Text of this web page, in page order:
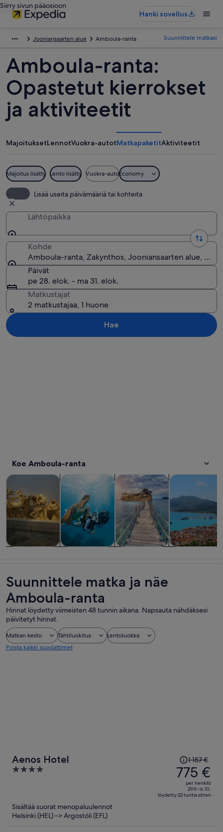
Siirry sivun pääosioon
Hanki sovellus
Jooniansaarten alue Amboula-ranta Suunnittele matkasi
Amboula-ranta:
Opastetut kierrokset
ja aktiviteetit
MajoituksetLennotVuokra-autotMatkapaketitAktiviteetit
Majoitus lisätty Lento lisätty Vuokra-autoEconomy
Lisää useita päivämääriä tai kohteita
Lähtöpaikka
Kohde
Amboula-ranta, Zakynthos, Jooniansaarten alue,
Päivät
pe 28. elok. - ma 31. elok.
Matkustajat
2 matkustajaa, 1 huone
Hae
Koe Amboula-ranta
Kiertoajelut ja päiväretket Aukeaa uudelle välilehdelle
Risteilyt ja veneretketAukeaa uudelle
VesiaktiviteetitAukeaa
Historia ja
Suunnittele matka ja näe
Amboula-ranta
Hinnat löydetty viimeisten 48 tunnin aikana. Napsauta nähdäksesi
päivitetyt hinnat.
Matkan kesto Tähtiluokitus
Lentoluokka
Poista kaikki suodattimet
Aenos Hotel
4
5
Hinta
oli
1 157 €,
hinta
on
1 157 €
775 €
per henkilö
29.9.–6.10.
löydetty 22 tuntia sitten
Sisältää suorat menopaluulennot
Helsinki (HEL) –> Argostóli (EFL)